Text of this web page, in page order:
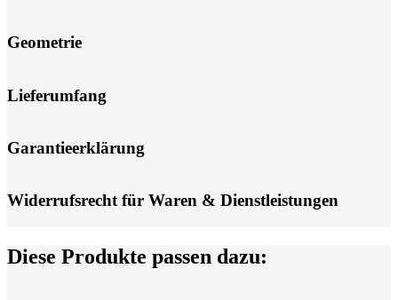
Geometrie
Lieferumfang
Garantieerklärung
Widerrufsrecht für Waren & Dienstleistungen
Diese Produkte passen dazu: